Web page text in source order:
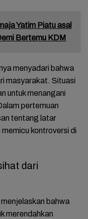
Yatim Piatu asal
Bertemu KDM
menyadari bahwa
masyarakat. Situasi
untuk menangani
pertemuan
tentang latar
kontroversi di
dari
bahwa
merendahkan